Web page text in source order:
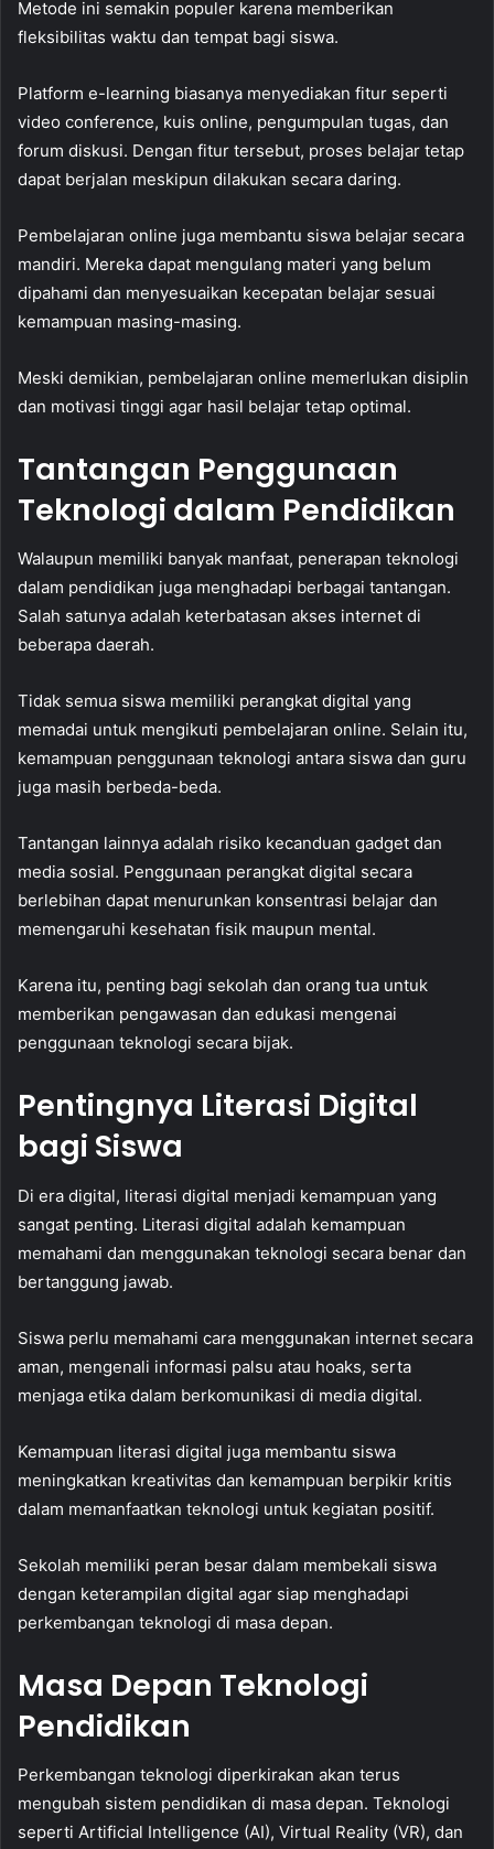
Metode ini semakin populer karena memberikan
fleksibilitas waktu dan tempat bagi siswa.
Platform e-learning biasanya menyediakan fitur seperti
video conference, kuis online, pengumpulan tugas, dan
forum diskusi. Dengan fitur tersebut, proses belajar tetap
dapat berjalan meskipun dilakukan secara daring.
Pembelajaran online juga membantu siswa belajar secara
mandiri. Mereka dapat mengulang materi yang belum
dipahami dan menyesuaikan kecepatan belajar sesuai
kemampuan masing-masing.
Meski demikian, pembelajaran online memerlukan disiplin
dan motivasi tinggi agar hasil belajar tetap optimal.
Tantangan Penggunaan
Teknologi dalam Pendidikan
Walaupun memiliki banyak manfaat, penerapan teknologi
dalam pendidikan juga menghadapi berbagai tantangan.
Salah satunya adalah keterbatasan akses internet di
beberapa daerah.
Tidak semua siswa memiliki perangkat digital yang
memadai untuk mengikuti pembelajaran online. Selain itu,
kemampuan penggunaan teknologi antara siswa dan guru
juga masih berbeda-beda.
Tantangan lainnya adalah risiko kecanduan gadget dan
media sosial. Penggunaan perangkat digital secara
berlebihan dapat menurunkan konsentrasi belajar dan
memengaruhi kesehatan fisik maupun mental.
Karena itu, penting bagi sekolah dan orang tua untuk
memberikan pengawasan dan edukasi mengenai
penggunaan teknologi secara bijak.
Pentingnya Literasi Digital
bagi Siswa
Di era digital, literasi digital menjadi kemampuan yang
sangat penting. Literasi digital adalah kemampuan
memahami dan menggunakan teknologi secara benar dan
bertanggung jawab.
Siswa perlu memahami cara menggunakan internet secara
aman, mengenali informasi palsu atau hoaks, serta
menjaga etika dalam berkomunikasi di media digital.
Kemampuan literasi digital juga membantu siswa
meningkatkan kreativitas dan kemampuan berpikir kritis
dalam memanfaatkan teknologi untuk kegiatan positif.
Sekolah memiliki peran besar dalam membekali siswa
dengan keterampilan digital agar siap menghadapi
perkembangan teknologi di masa depan.
Masa Depan Teknologi
Pendidikan
Perkembangan teknologi diperkirakan akan terus
mengubah sistem pendidikan di masa depan. Teknologi
seperti Artificial Intelligence (AI), Virtual Reality (VR), dan